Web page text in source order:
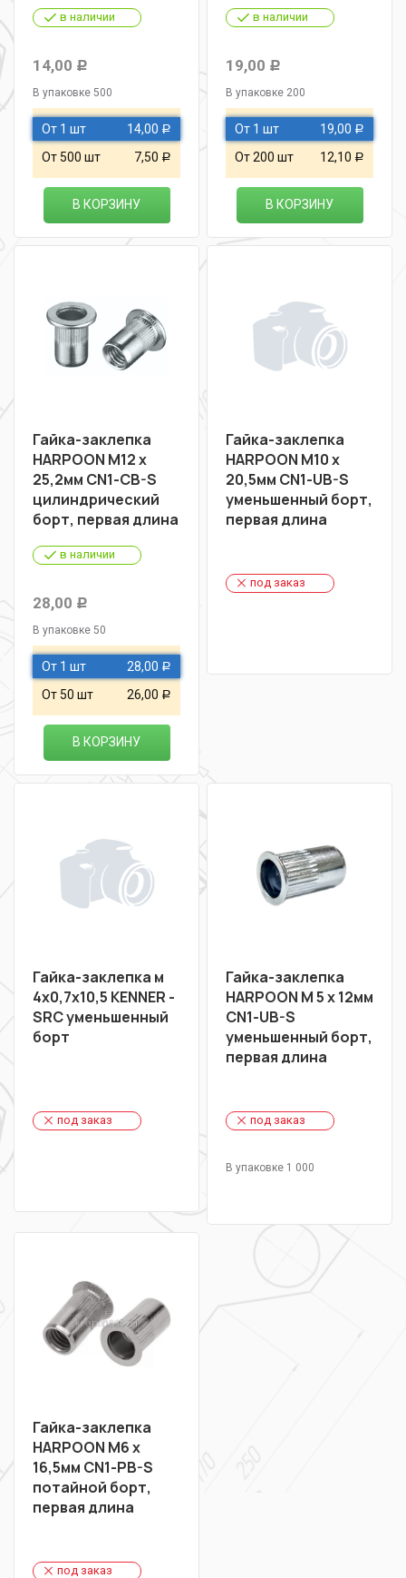
в наличии
14,00 Р
В упаковке 500
От 1 шт 14,00 Р
От 500 шт 7,50 Р
В КОРЗИНУ
в наличии
19,00 Р
В упаковке 200
От 1 шт 19,00 Р
От 200 шт 12,10 Р
В КОРЗИНУ
Гайка-заклепка
HARPOON М12 х
25,2мм CN1-CB-S
цилиндрический
борт, первая длина
в наличии
28,00 Р
В упаковке 50
От 1 шт 28,00 Р
От 50 шт 26,00 Р
В КОРЗИНУ
Гайка-заклепка
HARPOON М10 х
20,5мм CN1-UB-S
уменьшенный борт,
первая длина
под заказ
Гайка-заклепка м
4х0,7х10,5 KENNER -
SRC уменьшенный
борт
под заказ
Гайка-заклепка
HARPOON М 5 х 12мм
CN1-UB-S
уменьшенный борт,
первая длина
под заказ
В упаковке 1 000
Гайка-заклепка
HARPOON М6 х
16,5мм CN1-РB-S
потайной борт,
первая длина
под заказ